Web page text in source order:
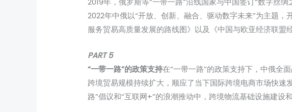
2022年中俄以“开放、创新、融合、驱动数字未来”为主题
服务贸易高质量发展的路线图》以及《中国与欧亚经济联盟
PART 5
“一带一路”的政策支持在“一带一路”的政策支持下，中俄全
跨境贸易规模持续扩大，顺应了当下国际跨境电商市场快
路”倡议和“互联网+”的浪潮推动中，跨境物流基础设施建设